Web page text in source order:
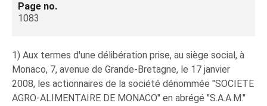
Page no.
1083
1) Aux termes d'une délibération prise, au siège social, à
Monaco, 7, avenue de Grande-Bretagne, le 17 janvier
2008, les actionnaires de la société dénommée "SOCIETE
AGRO-ALIMENTAIRE DE MONACO" en abrégé "S.A.A.M."